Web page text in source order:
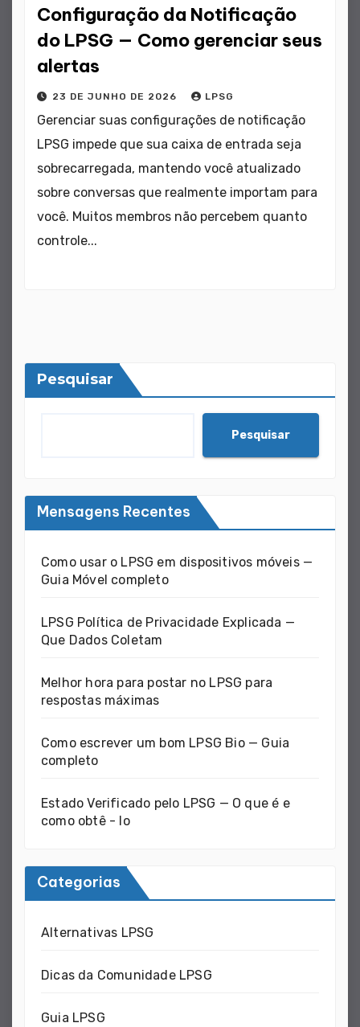
Configuração da Notificação
do LPSG — Como gerenciar seus
alertas
23 DE JUNHO DE 2026 LPSG
Gerenciar suas configurações de notificação
LPSG impede que sua caixa de entrada seja
sobrecarregada, mantendo você atualizado
sobre conversas que realmente importam para
você. Muitos membros não percebem quanto
controle...
Pesquisar
Pesquisar
Mensagens Recentes
Como usar o LPSG em dispositivos móveis —
Guia Móvel completo
LPSG Política de Privacidade Explicada —
Que Dados Coletam
Melhor hora para postar no LPSG para
respostas máximas
Como escrever um bom LPSG Bio — Guia
completo
Estado Verificado pelo LPSG — O que é e
como obtê - lo
Categorias
Alternativas LPSG
Dicas da Comunidade LPSG
Guia LPSG